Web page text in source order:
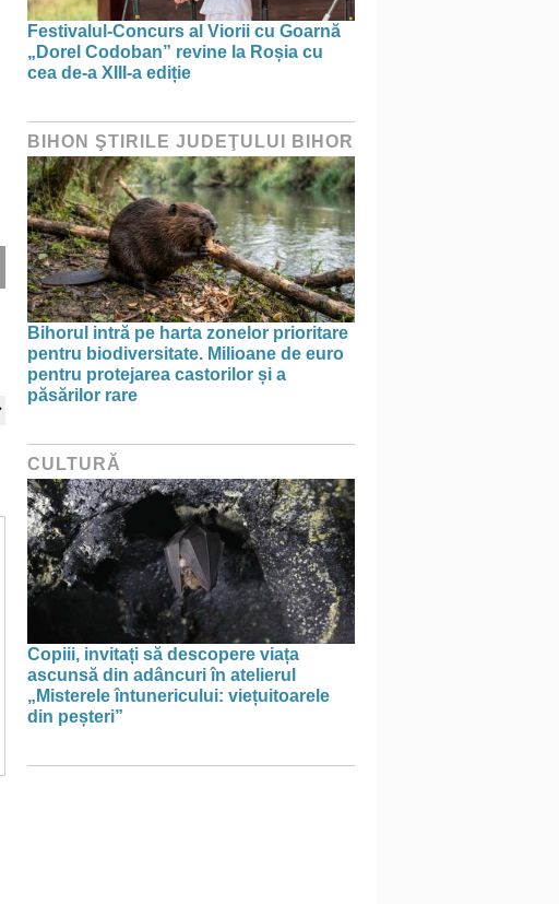
Festivalul-Concurs al Viorii cu Goarnă
„Dorel Codoban” revine la Roșia cu
cea de-a XIII-a ediție
BIHON ŞTIRILE JUDEŢULUI BIHOR
Bihorul intră pe harta zonelor prioritare
pentru biodiversitate. Milioane de euro
pentru protejarea castorilor și a
păsărilor rare
CULTURĂ
Copiii, invitați să descopere viața
ascunsă din adâncuri în atelierul
„Misterele întunericului: viețuitoarele
din peșteri”